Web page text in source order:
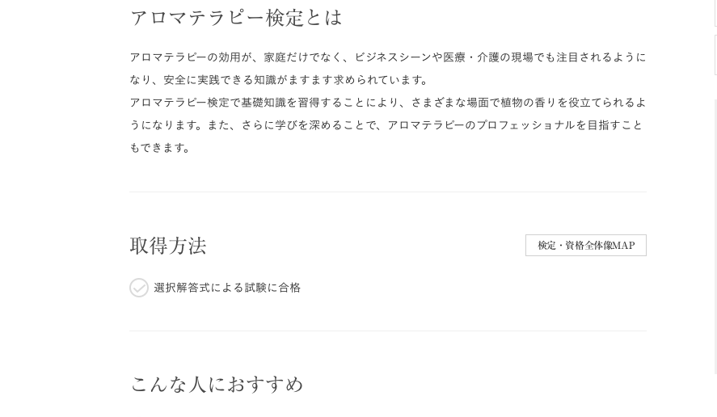
アロマテラピー検定とは
アロマテラピーの効用が、家庭だけでなく、ビジネスシーンや医療・介護の現場でも注目されるように
なり、安全に実践できる知識がますます求められています。
アロマテラピー検定で基礎知識を習得することにより、さまざまな場面で植物の香りを役立てられるよ
うになります。また、さらに学びを深めることで、アロマテラピーのプロフェッショナルを目指すこと
もできます。
取得方法 検定・資格全体像MAP
選択解答式による試験に合格
こんな人におすすめ